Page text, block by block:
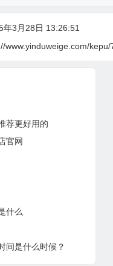
年3月28日 13:26:51
www.yinduweige.com/
荐更好用的
官网
什么
间是什么时候？